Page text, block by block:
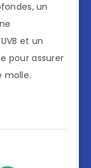
un
et un
pour assurer
molle.